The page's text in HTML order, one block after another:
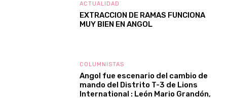
ACTUALIDAD
EXTRACCION DE RAMAS FUNCIONA
MUY BIEN EN ANGOL
COLUMNISTAS
Angol fue escenario del cambio de
mando del Distrito T-3 de Lions
International : León Mario Grandón,